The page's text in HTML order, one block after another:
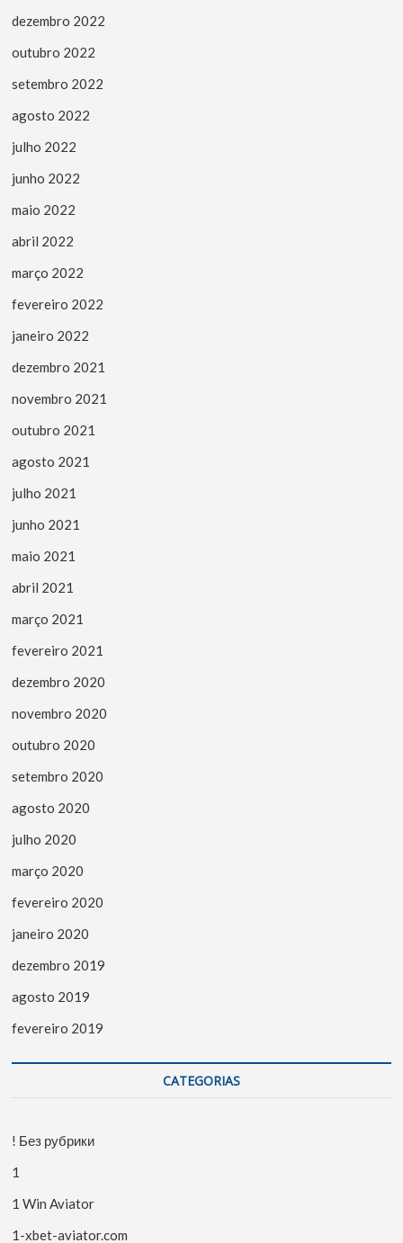
dezembro 2022
outubro 2022
setembro 2022
agosto 2022
julho 2022
junho 2022
maio 2022
abril 2022
março 2022
fevereiro 2022
janeiro 2022
dezembro 2021
novembro 2021
outubro 2021
agosto 2021
julho 2021
junho 2021
maio 2021
abril 2021
março 2021
fevereiro 2021
dezembro 2020
novembro 2020
outubro 2020
setembro 2020
agosto 2020
julho 2020
março 2020
fevereiro 2020
janeiro 2020
dezembro 2019
agosto 2019
fevereiro 2019
CATEGORIAS
! Без рубрики
1
1 Win Aviator
1-xbet-aviator.com